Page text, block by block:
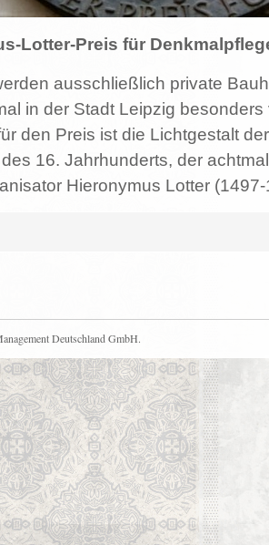
Lotter-Preis für
ausschließlich private
in der Stadt Leipzig
den Preis ist die Lichtgestalt
16. Jahrhunderts, der
Hieronymus Lotter
Deutschland GmbH.